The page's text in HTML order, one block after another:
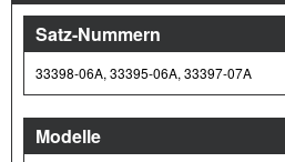
Satz-Nummern
33398-06A, 33395-06A, 33397-07A
Modelle